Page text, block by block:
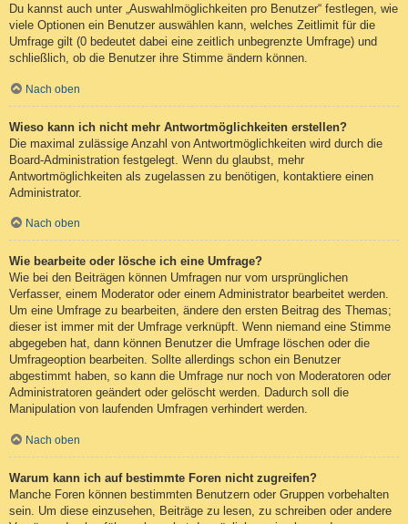
Du kannst auch unter „Auswahlmöglichkeiten pro Benutzer“ festlegen, wie
viele Optionen ein Benutzer auswählen kann, welches Zeitlimit für die
Umfrage gilt (0 bedeutet dabei eine zeitlich unbegrenzte Umfrage) und
schließlich, ob die Benutzer ihre Stimme ändern können.
Nach oben
Wieso kann ich nicht mehr Antwortmöglichkeiten erstellen?
Die maximal zulässige Anzahl von Antwortmöglichkeiten wird durch die
Board-Administration festgelegt. Wenn du glaubst, mehr
Antwortmöglichkeiten als zugelassen zu benötigen, kontaktiere einen
Administrator.
Nach oben
Wie bearbeite oder lösche ich eine Umfrage?
Wie bei den Beiträgen können Umfragen nur vom ursprünglichen
Verfasser, einem Moderator oder einem Administrator bearbeitet werden.
Um eine Umfrage zu bearbeiten, ändere den ersten Beitrag des Themas;
dieser ist immer mit der Umfrage verknüpft. Wenn niemand eine Stimme
abgegeben hat, dann können Benutzer die Umfrage löschen oder die
Umfrageoption bearbeiten. Sollte allerdings schon ein Benutzer
abgestimmt haben, so kann die Umfrage nur noch von Moderatoren oder
Administratoren geändert oder gelöscht werden. Dadurch soll die
Manipulation von laufenden Umfragen verhindert werden.
Nach oben
Warum kann ich auf bestimmte Foren nicht zugreifen?
Manche Foren können bestimmten Benutzern oder Gruppen vorbehalten
sein. Um diese einzusehen, Beiträge zu lesen, zu schreiben oder andere